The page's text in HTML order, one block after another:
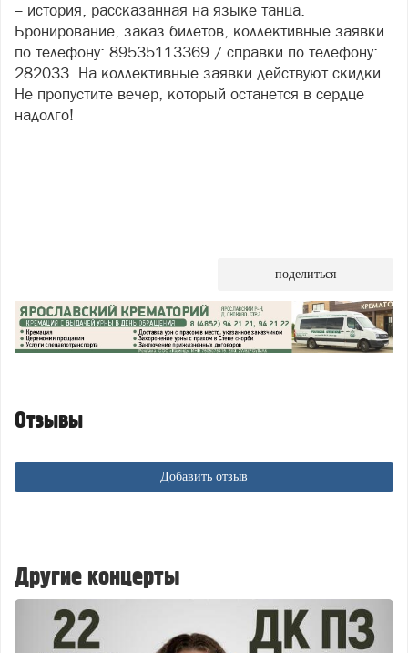
– история, рассказанная на языке танца.
Бронирование, заказ билетов, коллективные заявки
по телефону: 89535113369 / справки по телефону:
282033. На коллективные заявки действуют скидки.
Не пропустите вечер, который останется в сердце
надолго!
поделиться
Отзывы
Добавить отзыв
Другие концерты